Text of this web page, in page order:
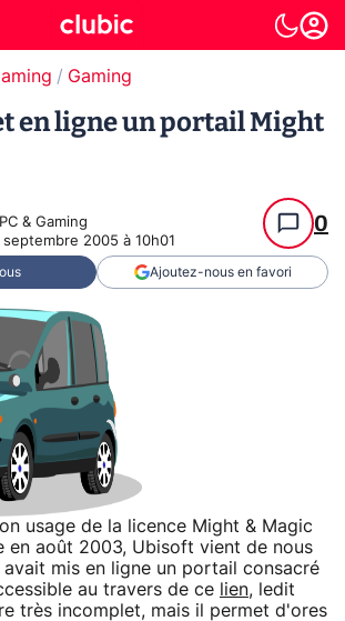
Gaming
en ligne un portail Might
& Gaming
septembre 2005 à 10h01
0
Ajoutez-nous en favori
usage de la licence Might & Magic
en août 2003, Ubisoft vient de nous
mis en ligne un portail consacré
au travers de ce
lien, ledit
très incomplet, mais il permet d'ores